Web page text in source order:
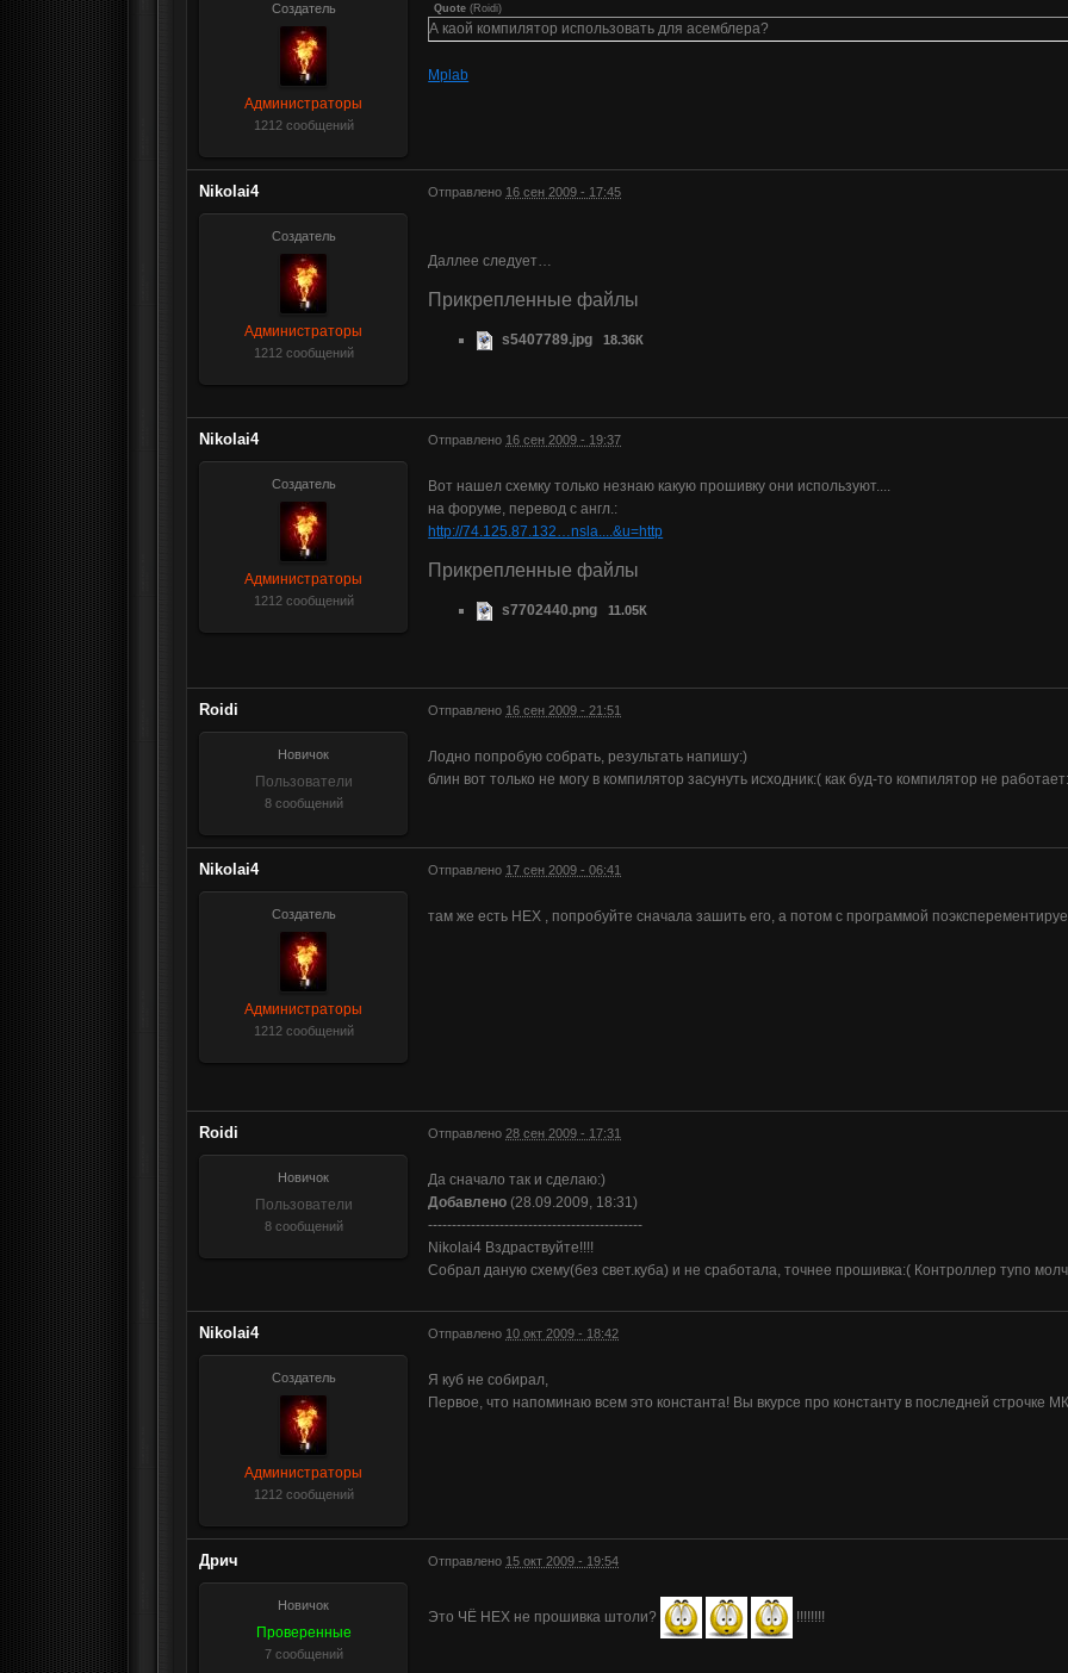
Создатель
Администраторы
1212 сообщений
Quote (Roidi)
А каой компилятор использовать для асемблера?
Mplab
Nikolai4 Отправлено 16 сен 2009 - 17:45
Создатель
Администраторы
1212 сообщений
Даллее следует…
Прикрепленные файлы
s5407789.jpg 18.36К
Nikolai4 Отправлено 16 сен 2009 - 19:37
Создатель
Администраторы
1212 сообщений
Вот нашел схемку только незнаю какую прошивку они используют....
на форуме, перевод с англ.:
http://74.125.87.132…nsla....&u=http
Прикрепленные файлы
s7702440.png 11.05К
Roidi Отправлено 16 сен 2009 - 21:51
Новичок
Пользователи
8 сообщений
Лодно попробую собрать, результать напишу:)
блин вот только не могу в компилятор засунуть исходник:( как буд-то компилятор не
Nikolai4 Отправлено 17 сен 2009 - 06:41
Создатель
Администраторы
1212 сообщений
там же есть HEX , попробуйте сначала зашить его, а потом с программой
Roidi Отправлено28 сен 2009 - 17:31
Новичок
Пользователи
8 сообщений
Да сначало так и сделаю:)
Добавлено (28.09.2009, 18:31)
---------------------------------------------
Nikolai4 Вздраствуйте!!!!
Собрал даную схему(без свет.куба) и не сработала, точнее прошивка:( Контроллер тупо
Nikolai4 Отправлено 10 окт 2009 - 18:42
Создатель
Администраторы
1212 сообщений
Я куб не собирал,
Первое, что напоминаю всем это константа! Вы вкурсе про константу в последней строчке
Дрич Отправлено 15 окт 2009 - 19:54
Новичок
Проверенные
7 сообщений
Это ЧЁ HEX не прошивка штоли? !!!!!!!!